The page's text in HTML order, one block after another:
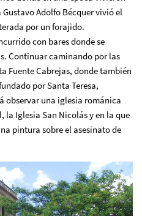
Adolfo Bécquer vivió el
por un forajido.
con bares donde se
Continuar caminando por las
Fuente Cabrejas, donde también
por Santa Teresa,
observar una iglesia románica
Iglesia San Nicolás y en la que
pintura sobre el asesinato de